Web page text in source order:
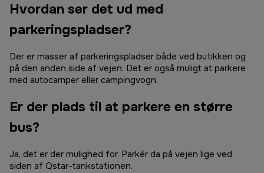
Hvordan ser det ud med
parkeringspladser?
Der er masser af parkeringspladser både ved butikken og
på den anden side af vejen. Det er også muligt at parkere
med autocamper eller campingvogn.
Er der plads til at parkere en større
bus?
Ja, det er der mulighed for. Parkér da på vejen lige ved
siden af Qstar-tankstationen.